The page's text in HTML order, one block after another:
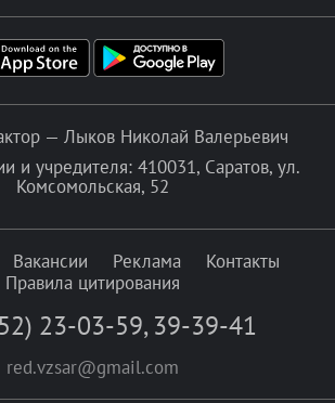
— Лыков Николай Валерьевич
и учредителя: 410031, Саратов, ул.
Комсомольская, 52
Вакансии Реклама
Контакты
Правила цитирования
23-03-59, 39-39-41
red.vzsar@gmail.com